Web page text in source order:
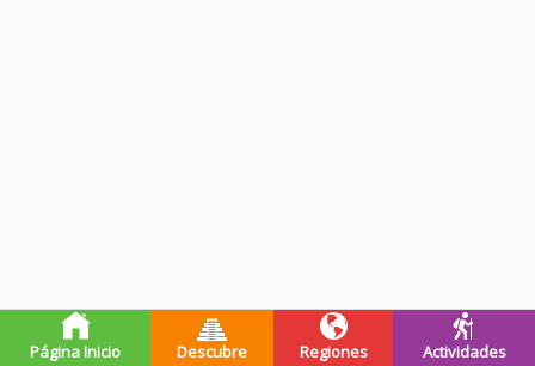
Página Inicio Descubre Regiones Actividades